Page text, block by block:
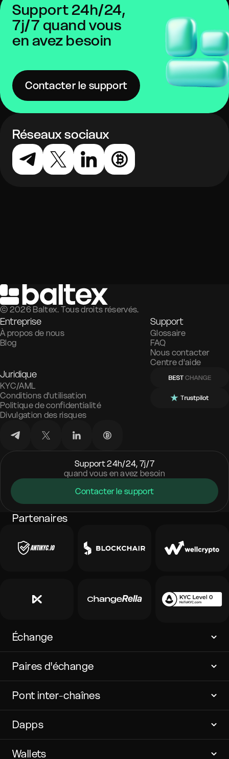
Support 24h/24,
7j/7 quand vous
en avez besoin
Contacter le support
Réseaux sociaux
© 2026 Baltex. Tous droits réservés.
Entreprise
À propos de nous
Blog
Support
Glossaire
FAQ
Nous contacter
Centre d'aide
Juridique
KYC/AML
Conditions d'utilisation
Politique de confidentialité
Divulgation des risques
Support 24h/24, 7j/7
quand vous en avez besoin
Contacter le support
Partenaires
Échange
Paires d'échange
Pont inter-chaînes
Dapps
Wallets